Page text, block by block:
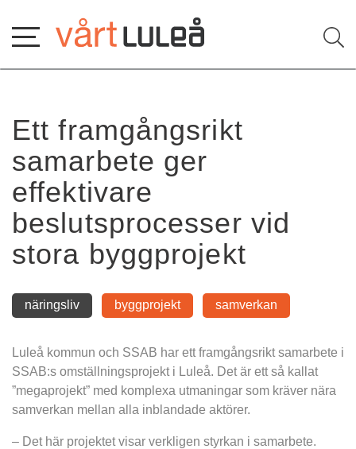
innehåll
Ett framgångsrikt
samarbete ger
effektivare
beslutsprocesser vid
stora byggprojekt
näringsliv byggprojekt samverkan
Luleå kommun och SSAB har ett framgångsrikt samarbete i
SSAB:s omställningsprojekt i Luleå. Det är ett så kallat
”megaprojekt” med komplexa utmaningar som kräver nära
samverkan mellan alla inblandade aktörer.
– Det här projektet visar verkligen styrkan i samarbete.